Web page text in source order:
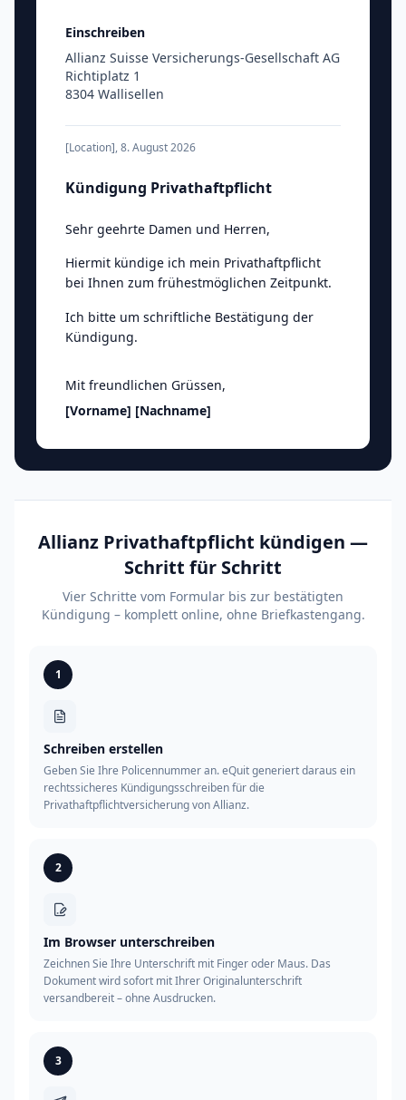
Einschreiben
Allianz Suisse Versicherungs-Gesellschaft AG
Richtiplatz 1
8304 Wallisellen
[Location],8. August 2026
Kündigung Privathaftpflicht
Sehr geehrte Damen und Herren,
Hiermit kündige ich mein Privathaftpflicht
bei Ihnen zum frühestmöglichen Zeitpunkt.
Ich bitte um schriftliche Bestätigung der
Kündigung.
Mit freundlichen Grüssen,
[Vorname] [Nachname]
Allianz Privathaftpflicht kündigen —
Schritt für Schritt
Vier Schritte vom Formular bis zur bestätigten
Kündigung – komplett online, ohne Briefkastengang.
1
Schreiben erstellen
Geben Sie Ihre Policennummer an. eQuit generiert daraus ein
rechtssicheres Kündigungsschreiben für die
Privathaftpflichtversicherung von Allianz.
2
Im Browser unterschreiben
Zeichnen Sie Ihre Unterschrift mit Finger oder Maus. Das
Dokument wird sofort mit Ihrer Originalunterschrift
versandbereit – ohne Ausdrucken.
3